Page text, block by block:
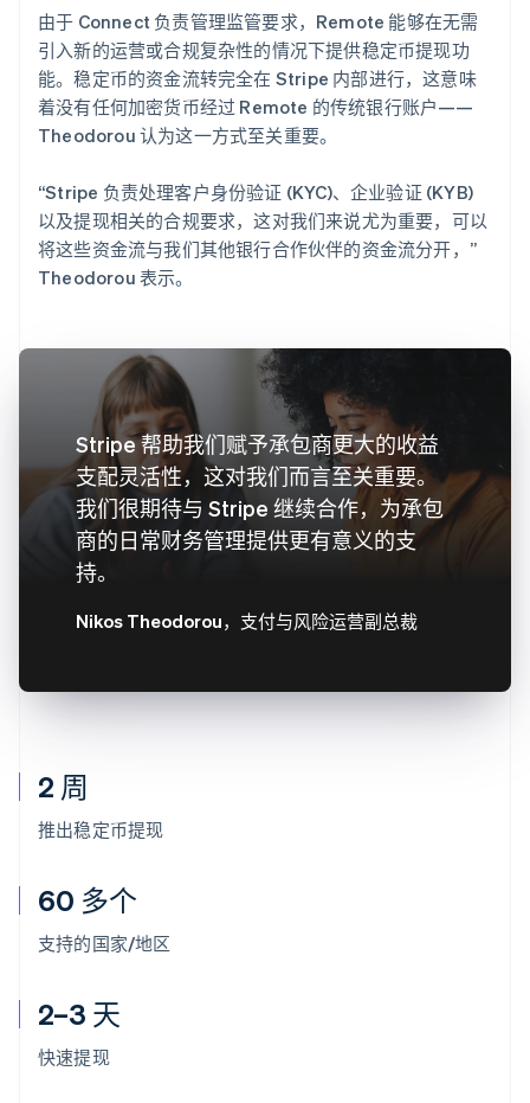
2 周
推出稳定币提现
60 多个
支持的国家/地区
2–3 天
快速提现
由于 Connect 负责管理监管要求，Remote 能够在无需
引入新的运营或合规复杂性的情况下提供稳定币提现功
能。稳定币的资金流转完全在 Stripe 内部进行，这意味
着没有任何加密货币经过 Remote 的传统银行账户——
Theodorou 认为这一方式至关重要。
“Stripe 负责处理客户身份验证 (KYC)、企业验证 (KYB)
以及提现相关的合规要求，这对我们来说尤为重要，可以
将这些资金流与我们其他银行合作伙伴的资金流分开，”
Theodorou 表示。
Stripe 帮助我们赋予承包商更大的收益
支配灵活性，这对我们而言至关重要。
我们很期待与 Stripe 继续合作，为承包
商的日常财务管理提供更有意义的支
持。
Nikos Theodorou，支付与风险运营副总裁